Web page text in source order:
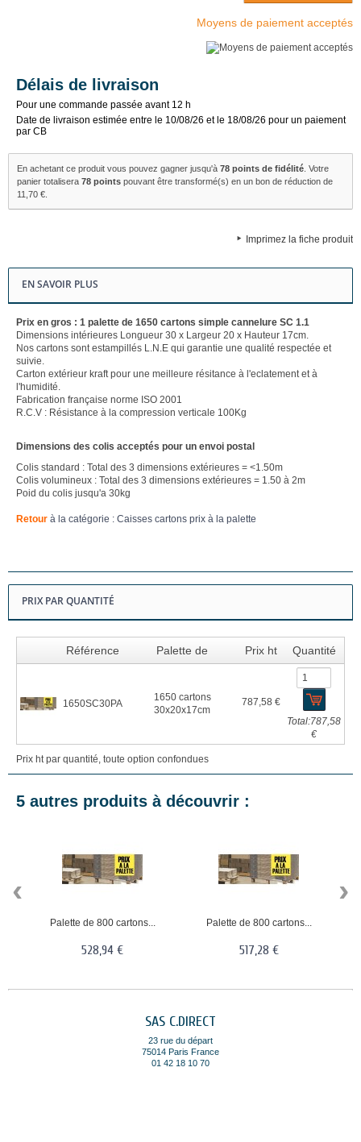
Moyens de paiement acceptés
Délais de livraison
Pour une commande passée avant 12 h
Date de livraison estimée entre le 10/08/26 et le 18/08/26 pour un paiement
par CB
En achetant ce produit vous pouvez gagner jusqu'à 78 points de fidélité . Votre
panier totalisera 78 points pouvant être transformé(s) en un bon de réduction de
11,70 €
Imprimez la fiche produit
EN SAVOIR PLUS
Prix en gros : 1 palette de 1650 cartons simple cannelure SC 1.1
Dimensions intérieures Longueur 30 x Largeur 20 x Hauteur 17cm.
Nos cartons sont estampillés L.N.E qui garantie une qualité respectée et
suivie.
Carton extérieur kraft pour une meilleure résitance à l'eclatement et à
l'humidité.
Fabrication française norme ISO 2001
R.C.V : Résistance à la compression verticale 100Kg
Dimensions des colis acceptés pour un envoi postal
Colis standard : Total des 3 dimensions extérieures = <1.50m
Colis volumineux : Total des 3 dimensions extérieures = 1.50 à 2m
Poid du colis jusqu'a 30kg
Retour à la catégorie : Caisses cartons prix à la palette
PRIX PAR QUANTITÉ
Référence Palette de Prix ht Quantité
1650SC30PA
1650 cartons
30x20x17cm
787,58 €
Total:787,58
€
Prix ht par quantité, toute option confondues
5 autres produits à découvrir :
Palette de 800 cartons...
528,94 €
Palette de 800 cartons...
517,28 €
‹ ›
SAS C.DIRECT
23 rue du départ
75014 Paris France
01 42 18 10 70